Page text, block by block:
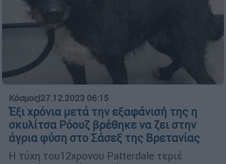
Κόσμος|27.12.2023 06:15
Έξι χρόνια μετά την εξαφάνισή της η
σκυλίτσα Ρόουζ βρέθηκε να ζει στην
άγρια φύση στο Σάσεξ της Βρετανίας
Η τύχη του12χρονου Patterdale τεριέ